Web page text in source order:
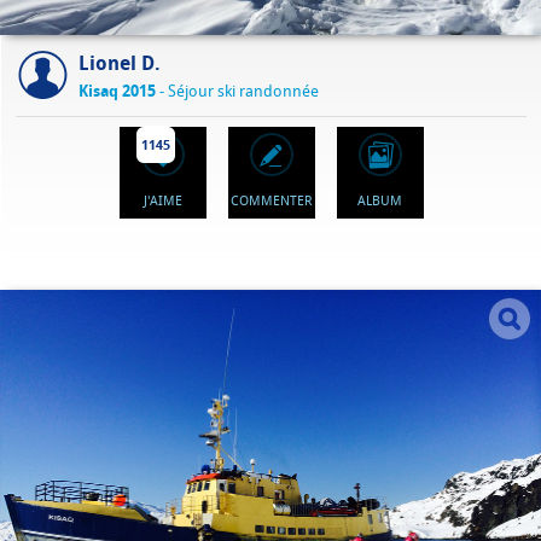
Lionel D.
Kisaq 2015- Séjour ski randonnée
1145
J'AIME COMMENTER ALBUM